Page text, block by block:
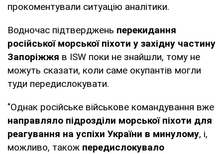
прокоментували ситуацію аналітики.
Водночас підтверджень перекидання
російської морської піхоти у західну частину
Запоріжжя в ISW поки не знайшли, тому не
можуть сказати, коли саме окупантів могли
туди передислокувати.
"Однак російське військове командування вже
направляло підрозділи морської піхоти для
реагування на успіхи України в минулому, і,
можливо, також передислокувало